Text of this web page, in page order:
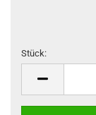
Stück: